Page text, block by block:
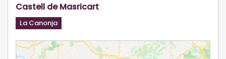
Castell de Masricart
La Canonja